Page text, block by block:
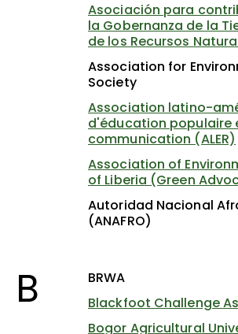
Asociación para
la Gobernanza de la
de los Recursos
Association for
Society
Association latino-
d'éducation populaire
communication (ALER)
Association of
of Liberia (Green
Autoridad Nacional
(ANAFRO)
B
BRWA
Blackfoot Challenge
Bogor Agricultural